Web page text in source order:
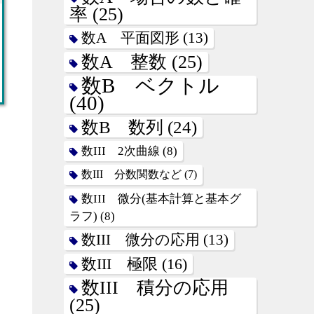
率 (25)
数A 平面図形 (13)
数A 整数 (25)
数B ベクトル
(40)
数B 数列 (24)
数III 2次曲線 (8)
数III 分数関数など (7)
数III 微分(基本計算と基本グ
ラフ) (8)
数III 微分の応用 (13)
数III 極限 (16)
数III 積分の応用
(25)